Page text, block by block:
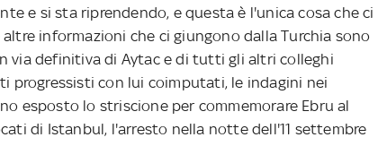
e si sta riprendendo, e questa è l'unica cosa che ci
informazioni che ci giungono dalla Turchia sono
via definitiva di Aytac e di tutti gli altri colleghi
progressisti con lui coimputati, le indagini nei
esposto lo striscione per commemorare Ebru al
di Istanbul, l'arresto nella notte dell'11 settembre